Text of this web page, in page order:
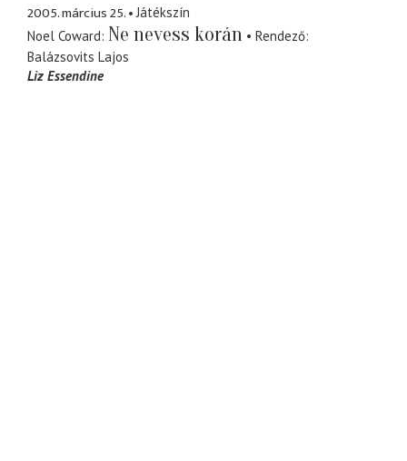
2005. március 25.
Játékszín
Noel Coward Ne nevess korán
Rendező
Balázsovits Lajos
Liz Essendine